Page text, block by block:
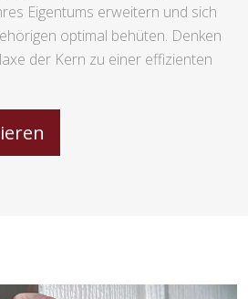
Eigentums erweitern und sich
optimal behüten. Denken
der Kern zu einer effizienten